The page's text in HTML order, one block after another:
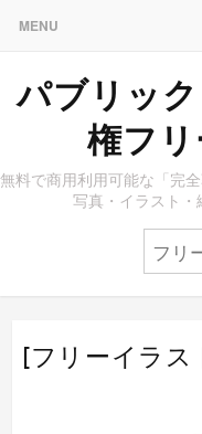
MENU
パブリッ
権フ
無料で商用利用可能な「完
写真・イラスト・
[フリーイラ